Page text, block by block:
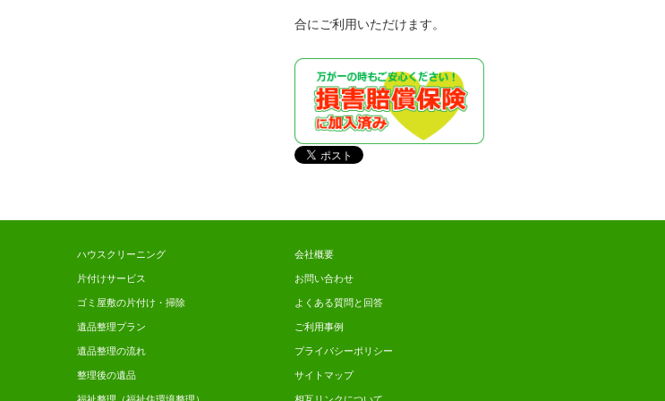
合にご利用いただけます。
ハウスクリーニング
片付けサービス
ゴミ屋敷の片付け・掃除
遺品整理プラン
遺品整理の流れ
整理後の遺品
福祉整理（福祉住環境整理）
会社概要
お問い合わせ
よくある質問と回答
ご利用事例
プライバシーポリシー
サイトマップ
相互リンクについて